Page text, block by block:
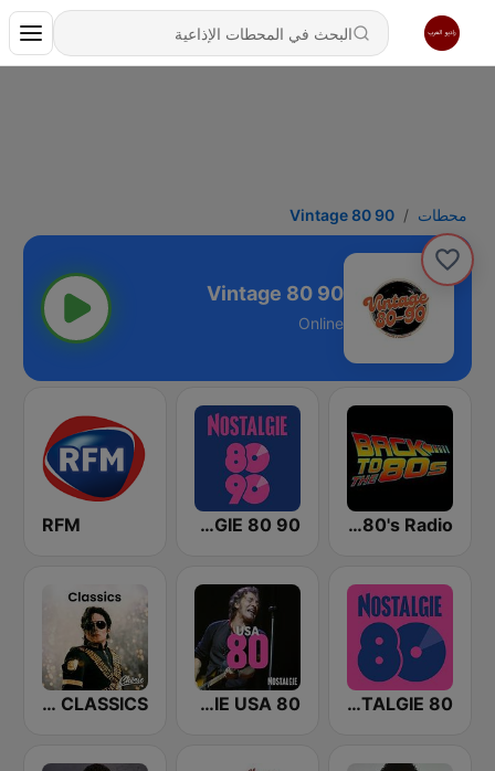
محطات Vintage 80 90
Vintage 80 90
Online
Back To The 80's Radio
NOSTALGIE 80 90
RFM
NOSTALGIE 80
NOSTALGIE USA 80
CHERIE CLASSICS